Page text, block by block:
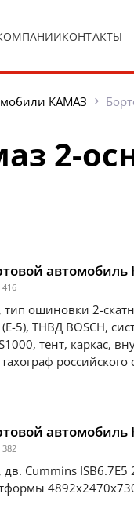
КОНТАКТЫ
КАМАЗ
2-
416
тип ошиновки 2-
5), ТНВД BOSCH,
тент, каркас,
382
дв. Cummins